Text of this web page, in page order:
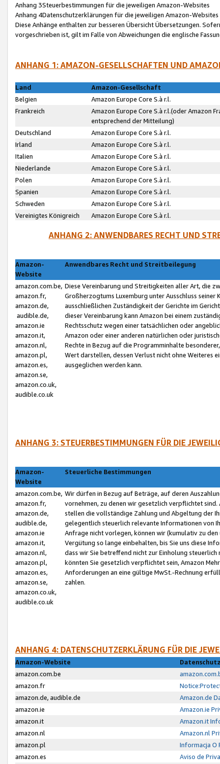
Anhang 3Steuerbestimmungen für die jeweiligen Amazon-Websites
Anhang 4Datenschutzerklärungen für die jeweiligen Amazon-Websites
Diese Anhänge enthalten zur besseren Übersicht Übersetzungen.
vorgeschrieben ist, gilt im Falle von Abweichungen die englische
ANHANG 1: AMAZON-GESELLSCHAFTEN UND
Land
Amazon-Gesellschaft
Belgien
Amazon Europe Core S.à r.l.
Frankreich
Amazon Europe Core S.à r.l.(oder Amazon
entsprechend der Mitteilung)
Deutschland
Amazon Europe Core S.à r.l.
Irland
Amazon Europe Core S.à r.l.
Italien
Amazon Europe Core S.à r.l.
Niederlande
Amazon Europe Core S.à r.l.
Polen
Amazon Europe Core S.à r.l.
Spanien
Amazon Europe Core S.à r.l.
Schweden
Amazon Europe Core S.à r.l.
Vereinigtes Königreich
Amazon Europe Core S.à r.l.
ANHANG 2: ANWENDBARES RECHT UND
Amazon-
Website
Anwendbares Recht und Streitbeilegung
amazon.com.be,
amazon.fr,
amazon.de,
audible.de,
amazon.ie
amazon.it,
amazon.nl,
amazon.pl,
amazon.es,
amazon.se,
amazon.co.uk,
audible.co.uk
Diese Vereinbarung und Streitigkeiten aller Art, die
Großherzogtums Luxemburg unter Ausschluss
ausschließlichen Zuständigkeit der Gerichte im
dieser Vereinbarung kann Amazon bei einem
Rechtsschutz wegen einer tatsächlichen oder
Amazon oder einer anderen natürlichen oder
Rechte in Bezug auf die Programminhalte
Wert darstellen, dessen Verlust nicht ohne Weiteres
ausgeglichen werden kann.
ANHANG 3: STEUERBESTIMMUNGEN FÜR DIE
Amazon-
Website
Steuerliche Bestimmungen
amazon.com.be,
amazon.fr,
amazon.de,
audible.de,
amazon.ie
amazon.it,
amazon.nl,
amazon.pl,
amazon.es,
amazon.se,
amazon.co.uk,
audible.co.uk
Wir dürfen in Bezug auf Beträge, auf deren
vornehmen, zu denen wir gesetzlich verpflichtet
stellen die vollständige Zahlung und Abgeltung der
gelegentlich steuerlich relevante Informationen von
Anfrage nicht vorlegen, können wir (kumulativ zu
Vergütung so lange einbehalten, bis Sie uns diese
dass wir Sie betreffend nicht zur Einholung
könnten Sie gesetzlich verpflichtet sein, Amazon
Anforderungen an eine gültige MwSt.-Rechnung
zahlen.
ANHANG 4: DATENSCHUTZERKLÄRUNG FÜR DIE
Amazon-Website
amazon.com.be
amazon.fr
amazon.de, audible.de
Amazon.de
amazon.ie
Amazon.ie
amazon.it
Amazon.it
amazon.nl
Amazon.nl
amazon.pl
Informacja O
amazon.es
Aviso de